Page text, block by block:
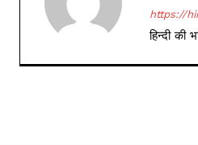
https://
हिन्दी की